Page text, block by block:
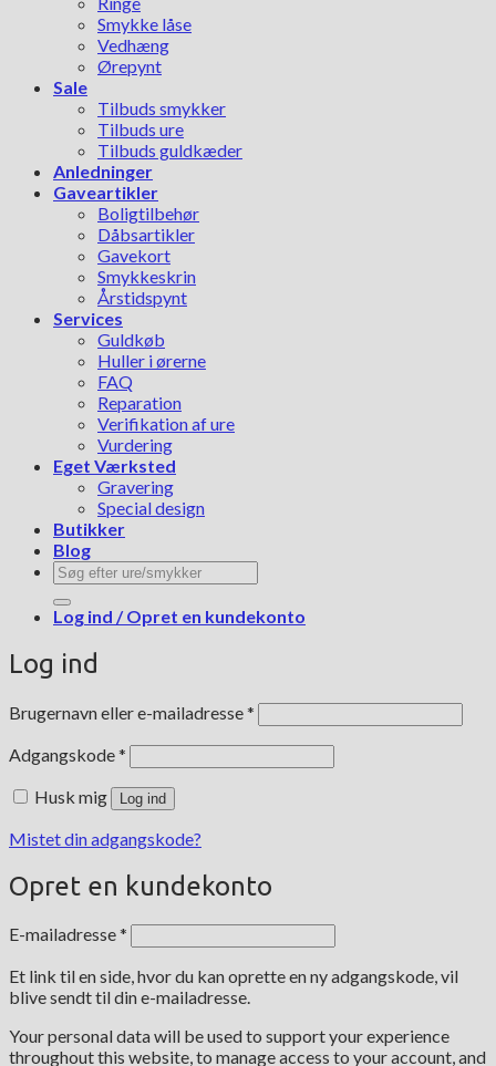
Smykke låse
Vedhæng
Ørepynt
Sale
Tilbuds smykker
Tilbuds ure
Tilbuds guldkæder
Anledninger
Gaveartikler
Boligtilbehør
Dåbsartikler
Gavekort
Smykkeskrin
Årstidspynt
Services
Guldkøb
Huller i ørerne
FAQ
Reparation
Verifikation af ure
Vurdering
Eget Værksted
Gravering
Special design
Butikker
Blog
Søg
efter:
Log ind / Opret en kundekonto
Log ind
Brugernavn eller e-mailadresse* Påkrævet
Adgangskode* Påkrævet
Husk mig Log ind
Mistet din adgangskode?
Opret en kundekonto
E-mailadresse*
Et link til en side, hvor du kan oprette en ny adgangskode, vil
blive sendt til din e-mailadresse.
Your personal data will be used to support your experience
throughout this website, to manage access to your account, and